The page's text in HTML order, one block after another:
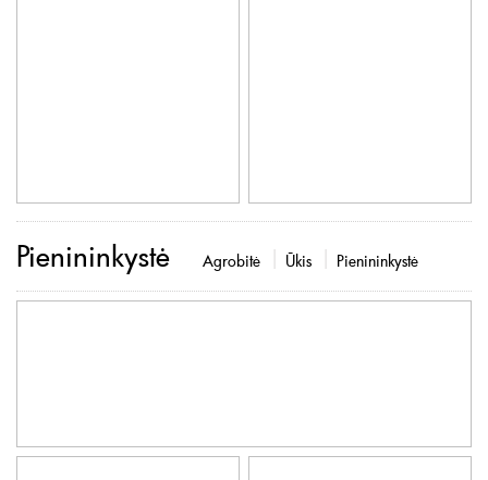
Pienininkystė Agrobitė Ūkis Pienininkystė